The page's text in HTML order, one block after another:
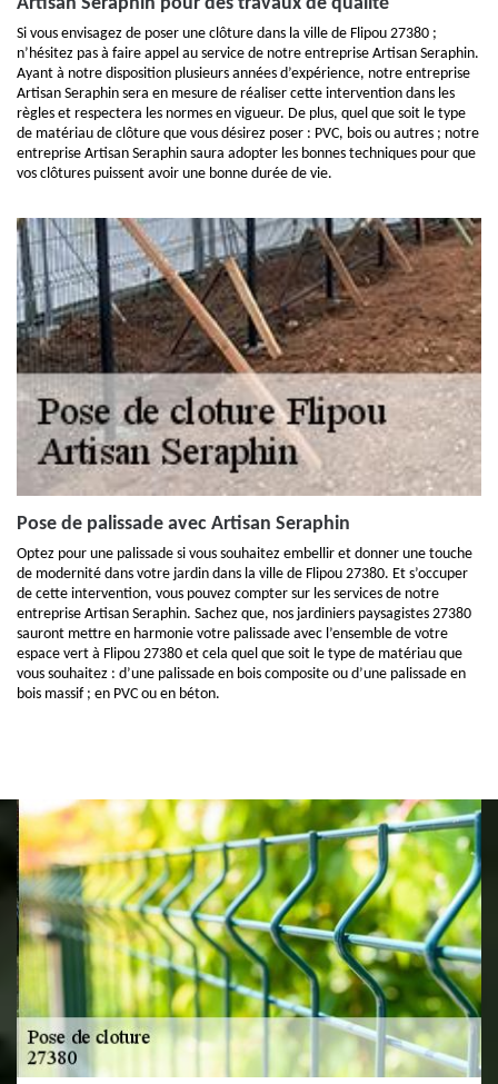
Si vous envisagez de poser une clôture dans la ville de Flipou 27380 ;
n’hésitez pas à faire appel au service de notre entreprise Artisan Seraphin.
Ayant à notre disposition plusieurs années d’expérience, notre entreprise
Artisan Seraphin sera en mesure de réaliser cette intervention dans les
règles et respectera les normes en vigueur. De plus, quel que soit le type
de matériau de clôture que vous désirez poser : PVC, bois ou autres ; notre
entreprise Artisan Seraphin saura adopter les bonnes techniques pour que
vos clôtures puissent avoir une bonne durée de vie.
Pose de palissade avec Artisan Seraphin
Optez pour une palissade si vous souhaitez embellir et donner une touche
de modernité dans votre jardin dans la ville de Flipou 27380. Et s’occuper
de cette intervention, vous pouvez compter sur les services de notre
entreprise Artisan Seraphin. Sachez que, nos jardiniers paysagistes 27380
sauront mettre en harmonie votre palissade avec l’ensemble de votre
espace vert à Flipou 27380 et cela quel que soit le type de matériau que
vous souhaitez : d’une palissade en bois composite ou d’une palissade en
bois massif ; en PVC ou en béton.